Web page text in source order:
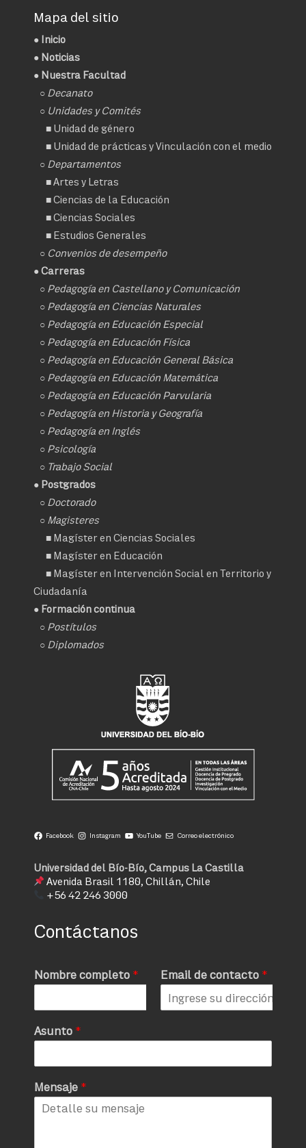
Mapa del sitio
● Inicio
● Noticias
● Nuestra Facultad
○ Decanato
○ Unidades y Comités
■ Unidad de género
■ Unidad de prácticas y Vinculación con el medio
○ Departamentos
■Artes y Letras
■Ciencias de la Educación
■Ciencias Sociales
■ Estudios Generales
○ Convenios de desempeño
● Carreras
○ Pedagogía en Castellano y Comunicación
○ Pedagogía en Ciencias Naturales
○ Pedagogía en Educación Especial
○ Pedagogía en Educación Física
○ Pedagogía en Educación General Básica
○ Pedagogía en Educación Matemática
○ Pedagogía en Educación Parvularia
○ Pedagogía en Historia y Geografía
○ Pedagogía en Inglés
○ Psicología
○ Trabajo Social
● Postgrados
○ Doctorado
○ Magisteres
■ Magíster en Ciencias Sociales
■ Magíster en Educación
■ Magíster en Intervención Social en Territorio y
Ciudadanía
● Formación continua
○ Postítulos
○ Diplomados
Facebook Instagram YouTube Correo electrónico
Universidad del Bío-Bío, Campus La Castilla
Avenida Brasil 1180, Chillán, Chile
+56 42 246 3000
Contáctanos
Nombre completo * Email de contacto *
Asunto *
Mensaje *